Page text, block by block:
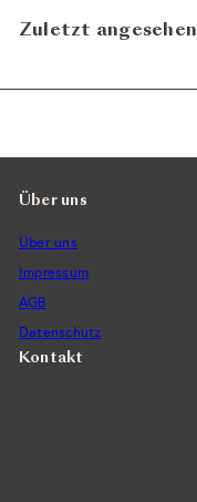
Zuletzt angesehen
Über uns
Über uns
Impressum
AGB
Datenschutz
Kontakt